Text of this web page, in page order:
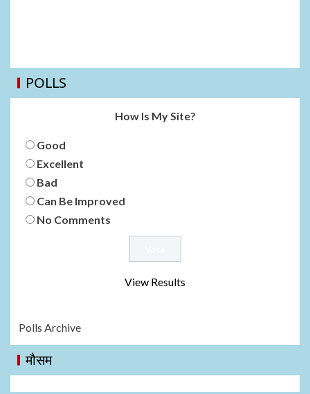
POLLS
How Is My Site?
Good
Excellent
Bad
Can Be Improved
No Comments
View Results
Polls Archive
मौसम